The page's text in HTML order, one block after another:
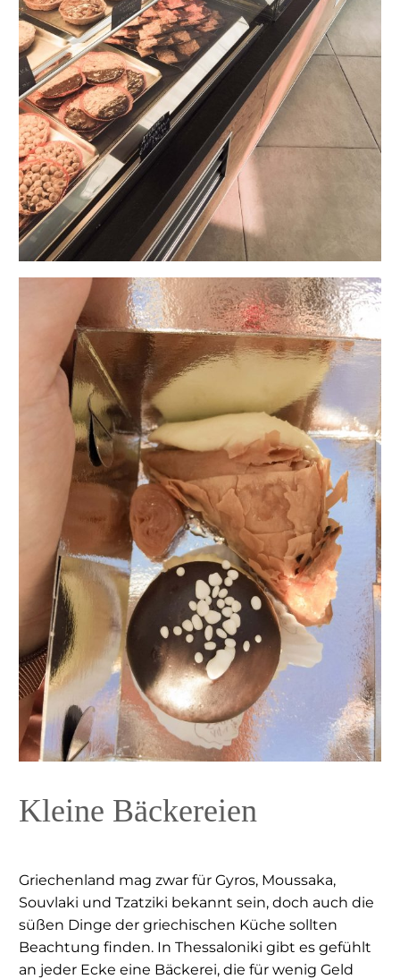
Kleine Bäckereien
Griechenland mag zwar für Gyros, Moussaka,
Souvlaki und Tzatziki bekannt sein, doch auch die
süßen Dinge der griechischen Küche sollten
Beachtung finden. In Thessaloniki gibt es gefühlt
an jeder Ecke eine Bäckerei, die für wenig Geld